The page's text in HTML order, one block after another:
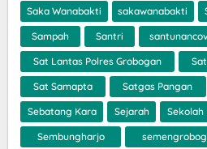
Saka Wanabakti sakawanabakti
Sampah Santri
Sat Lantas Polres Grobogan
Sat Samapta Satgas Pangan
Sebatang Kara Sejarah Sekolah
Sembungharjo